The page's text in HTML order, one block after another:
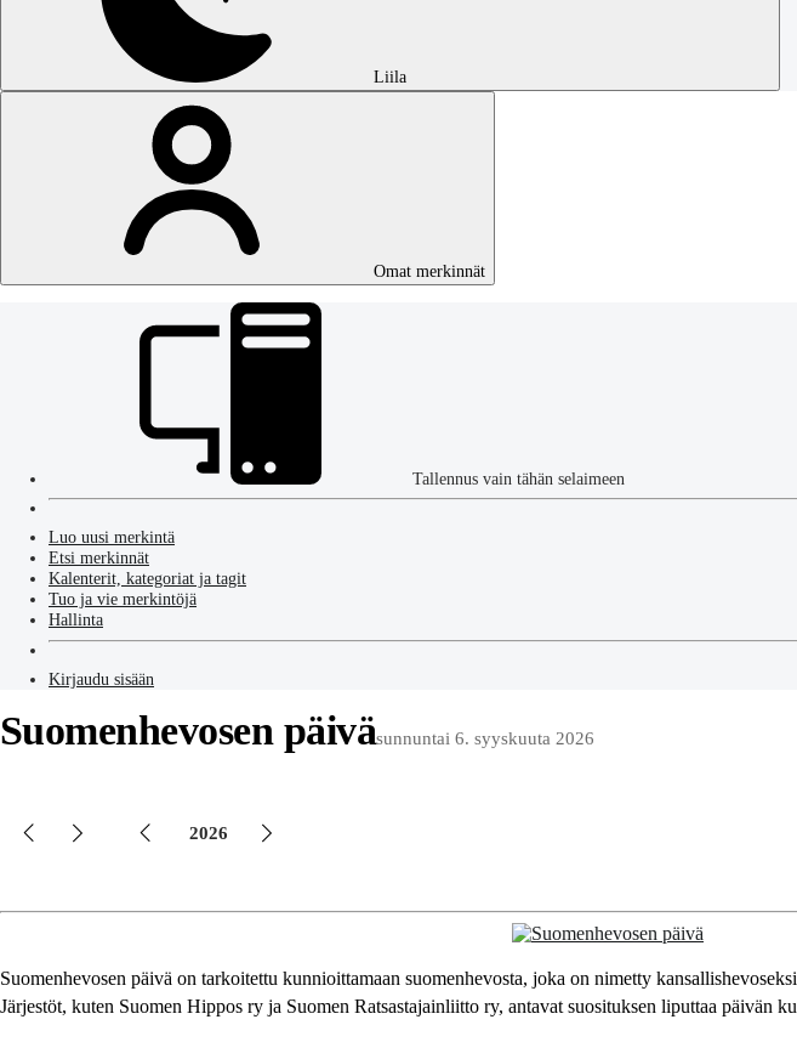
Liila
Omat merkinnät
Tallennus vain tähän selaimeen
Luo uusi merkintä
Etsi merkinnät
Kalenterit, kategoriat ja tagit
Tuo ja vie merkintöjä
Hallinta
Kirjaudu sisään
Suomenhevosen päiväsunnuntai 6. syyskuuta 2026
2026
Suomenhevosen päivä on tarkoitettu kunnioittamaan suomenhevosta, joka on nimetty
Järjestöt, kuten Suomen Hippos ry ja Suomen Ratsastajainliitto ry, antavat suosituksen liputtaa päivän